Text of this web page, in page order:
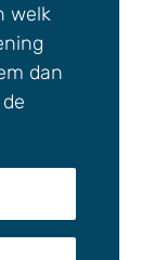
welk
dan